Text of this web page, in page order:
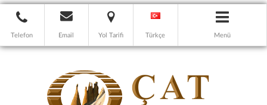
Telefon Email Yol Tarifi Türkçe Menü